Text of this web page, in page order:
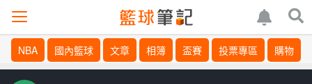
NBA 國內籃球 文章 相簿 盃賽 投票專區 購物